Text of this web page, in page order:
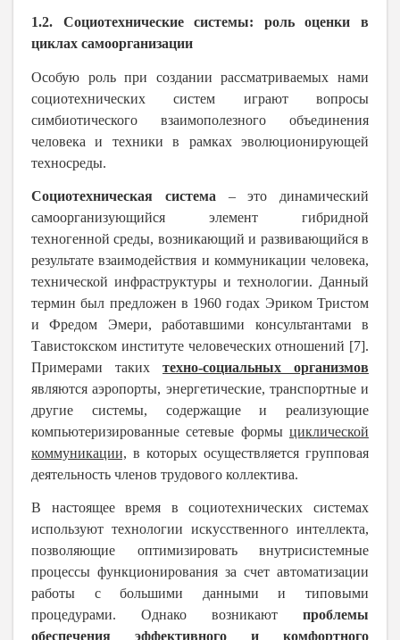
1.2. Социотехнические системы: роль оценки в
циклах самоорганизации
Особую роль при создании рассматриваемых нами
социотехнических систем играют вопросы
симбиотического взаимополезного объединения
человека и техники в рамках эволюционирующей
техносреды.
Социотехническая система – это динамический
самоорганизующийся элемент гибридной
техногенной среды, возникающий и развивающийся в
результате взаимодействия и коммуникации человека,
технической инфраструктуры и технологии. Данный
термин был предложен в 1960 годах Эриком Тристом
и Фредом Эмери, работавшими консультантами в
Тавистокском институте человеческих отношений [7].
Примерами таких техно-социальных организмов
являются аэропорты, энергетические, транспортные и
другие системы, содержащие и реализующие
компьютеризированные сетевые формы циклической
коммуникации, в которых осуществляется групповая
деятельность членов трудового коллектива.
В настоящее время в социотехнических системах
используют технологии искусственного интеллекта,
позволяющие оптимизировать внутрисистемные
процессы функционирования за счет автоматизации
работы с большими данными и типовыми
процедурами. Однако возникают проблемы
обеспечения эффективного и комфортного